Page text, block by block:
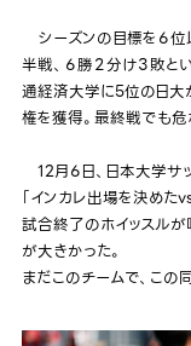
シーズンの目標を６位
半戦、６勝２分け３敗と
通経済大学に5位の日大
権を獲得。最終戦でも
12月６日、日本大学サ
「インカレ出場を決めた
試合終了のホイッスルが
が大きかった。
まだこのチームで、この